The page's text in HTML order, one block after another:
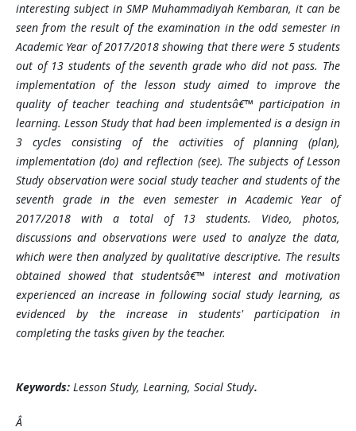
interesting subject in SMP Muhammadiyah Kembaran, it can be
seen from the result of the examination in the odd semester in
Academic Year of 2017/2018 showing that there were 5 students
out of 13 students of the seventh grade who did not pass. The
implementation of the lesson study aimed to improve the
quality of teacher teaching and studentsâ€™ participation in
learning. Lesson Study that had been implemented is a design in
3 cycles consisting of the activities of planning (plan),
implementation (do) and reflection (see). The subjects of Lesson
Study observation were social study teacher and students of the
seventh grade in the even semester in Academic Year of
2017/2018 with a total of 13 students. Video, photos,
discussions and observations were used to analyze the data,
which were then analyzed by qualitative descriptive. The results
obtained showed that studentsâ€™ interest and motivation
experienced an increase in following social study learning, as
evidenced by the increasein students' participation in
completing the tasks given by the teacher.
Keywords: Lesson Study, Learning, Social Study.
Â